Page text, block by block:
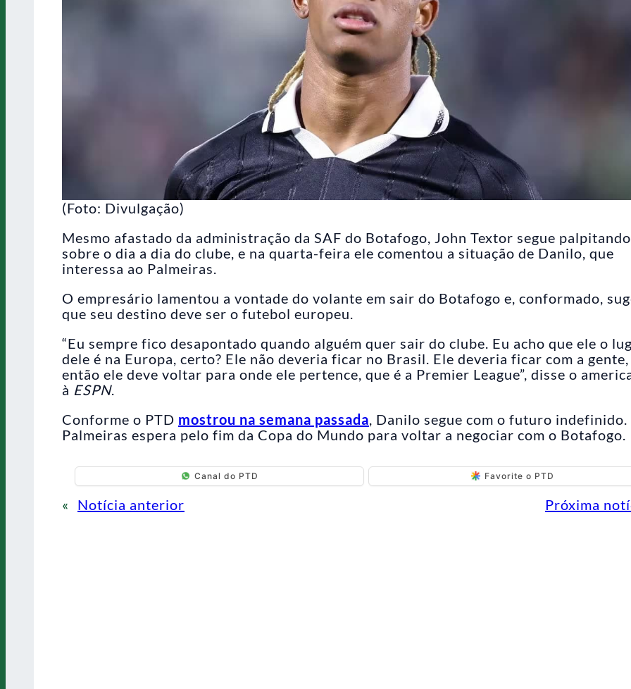
(Foto: Divulgação)
Mesmo afastado da administração da SAF do Botafogo, John Textor segue palpitando
sobre o dia a dia do clube, e na quarta-feira ele comentou a situação de Danilo, que
interessa ao Palmeiras.
O empresário lamentou a vontade do volante em sair do Botafogo e, conformado,
que seu destino deve ser o futebol europeu.
“Eu sempre fico desapontado quando alguém quer sair do clube. Eu acho que ele o
dele é na Europa, certo? Ele não deveria ficar no Brasil. Ele deveria ficar com a gente,
então ele deve voltar para onde ele pertence, que é a Premier League”, disse o
à ESPN.
Conforme o PTD mostrou na semana passada, Danilo segue com o futuro indefinido.
Palmeiras espera pelo fim da Copa do Mundo para voltar a negociar com o Botafogo.
Canal do PTD Favorite o PTD
« Notícia anterior Próxima